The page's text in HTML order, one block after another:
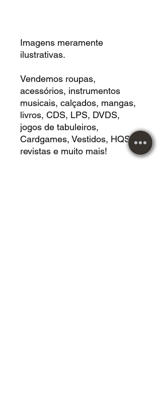
Imagens meramente
ilustrativas.
Vendemos roupas,
acessórios, instrumentos
musicais, calçados, mangas,
livros, CDS, LPS, DVDS,
jogos de tabuleiros,
Cardgames, Vestidos, HQS,
revistas e muito mais!